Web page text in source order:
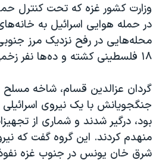
وزارت کشور غزه که تحت کنترل
در حمله هوایی اسرائیل به
محله‌هایی در رفح نزدیک مرز
۱۸ فلسطینی کشته و ده‌ها نفر زخمی شدند.
گردان‌ عزالدین قسام، شاخه
جنگجویانش با یک نیروی اسرائیلی
بود، درگیر شدند و شماری از
منهدم کردند. این گروه گفت که
شرق خان یونس در جنوب غزه نفوذ